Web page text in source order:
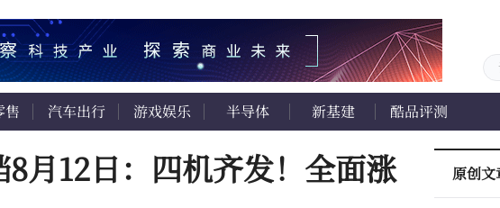
售 汽车出行 游戏娱乐 半导体 新基建 酷品评测
月12日：四机齐发！全面涨
原创文